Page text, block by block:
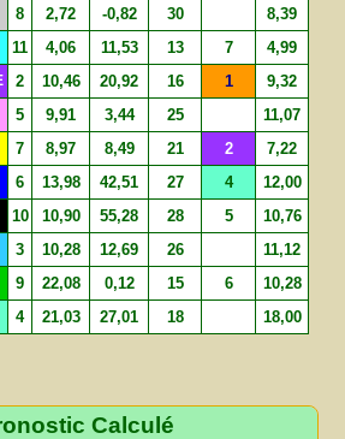
8 2,72 -0,82 30 8,39
11 4,06 11,53 13 7 4,99
2 10,46 20,92 16 1 9,32
5 9,91 3,44 25 11,07
7 8,97 8,49 21 2 7,22
6 13,98 42,51 27 4 12,00
10 10,90 55,28 28 5 10,76
3 10,28 12,69 26 11,12
9 22,08 0,12 15 6 10,28
4 21,03 27,01 18 18,00
Calculé